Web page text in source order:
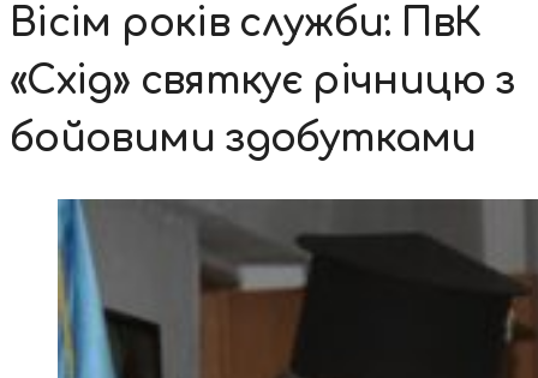
Вісім років служби: ПвК
«Схід» святкує річницю з
бойовими здобутками